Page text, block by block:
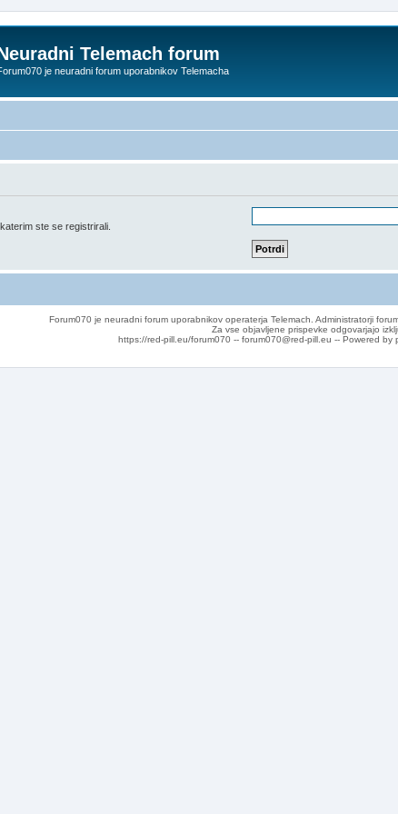
Telemach forum
je neuradni forum uporabnikov Telemacha
ste se registrirali.
Forum070 je neuradni forum uporabnikov operaterja Telemach. Administratorji
Za vse objavljene prispevke odgovarjajo
https://red-pill.eu/forum070 -- forum070@red-pill.eu -- Powered